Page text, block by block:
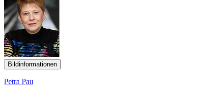
Bildinformationen
Petra Pau